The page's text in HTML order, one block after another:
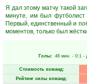
Я дал этому матчу такой
минуте, им был футболист
Первый, единственный и
моментов, только был
Голы: 46 мин. - 0:1 -
Стоимость команд:
Рейтинг силы команд: